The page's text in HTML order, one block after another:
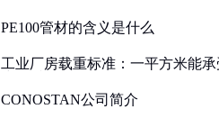
PE100管材的含义是什么
工业厂房载重标准：一平方米能承
CONOSTAN公司简介